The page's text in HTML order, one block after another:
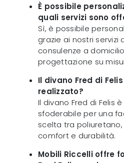
È possibile
quali servizi sono
Sì, è possibile
grazie ai nostri servizi
consulenze a
progettazione su
Il divano Fred di
realizzato?
Il divano Fred di Felis
sfoderabile per una
scelta tra
comfort e durabilità.
Mobili Riccelli offre